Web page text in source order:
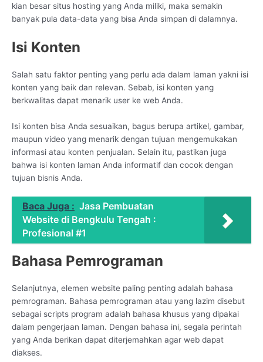
kian besar situs hosting yang Anda miliki, maka semakin
banyak pula data-data yang bisa Anda simpan di dalamnya.
Isi Konten
Salah satu faktor penting yang perlu ada dalam laman yakni isi
konten yang baik dan relevan. Sebab, isi konten yang
berkwalitas dapat menarik user ke web Anda.
Isi konten bisa Anda sesuaikan, bagus berupa artikel, gambar,
maupun video yang menarik dengan tujuan mengemukakan
informasi atau konten penjualan. Selain itu, pastikan juga
bahwa isi konten laman Anda informatif dan cocok dengan
tujuan bisnis Anda.
Baca Juga : Jasa Pembuatan
Website di Bengkulu Tengah :
Profesional #1
Bahasa Pemrograman
Selanjutnya, elemen website paling penting adalah bahasa
pemrograman. Bahasa pemrograman atau yang lazim disebut
sebagai scripts program adalah bahasa khusus yang dipakai
dalam pengerjaan laman. Dengan bahasa ini, segala perintah
yang Anda berikan dapat diterjemahkan agar web dapat
diakses.